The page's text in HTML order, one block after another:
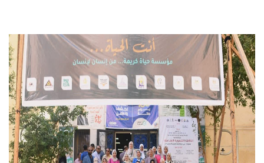
تواصل معنا
سياسات جامعة عين شمس
إستراتيجية التعليم والتعلم (الجامعة)